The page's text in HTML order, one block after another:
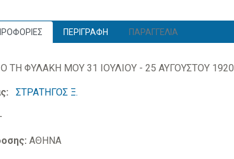
ΠΕΡΙΓΡΑΦΗ ΠΑΡΑΓΓΕΛΙΑ
ΤΗ ΦΥΛΑΚΗ ΜΟΥ 31 ΙΟΥΛΙΟΥ - 25 ΑΥΓΟΥΣΤΟΥ 1920
ΣΤΡΑΤΗΓΟΣ Ξ.
-
ΑΘΗΝΑ